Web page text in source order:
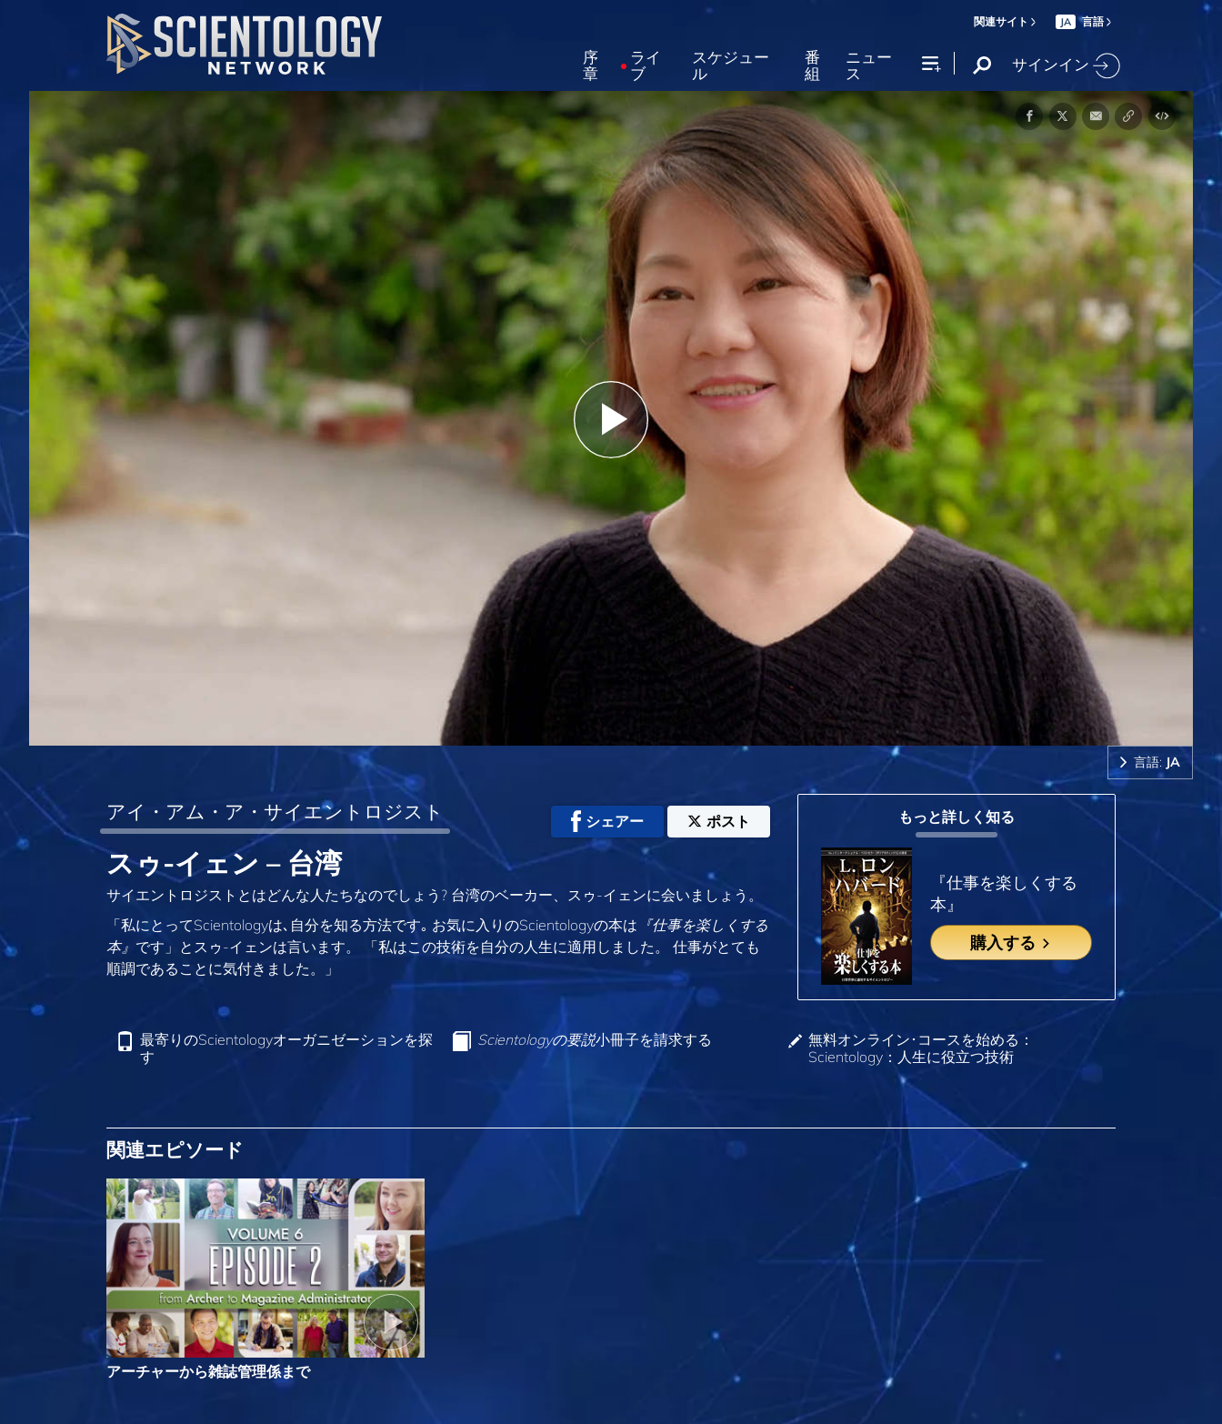
関連サイト JA 言語
序
章
ライ
ブ
スケジュー
ル
番
組
ニュー
ス サインイン
Play
Video
言語: JA
アイ・アム・ア・サイエントロジスト シェアー ポスト
スゥ-イェン – 台湾
サイエントロジストとはどんな人たちなのでしょう? 台湾のベーカー、スゥ-イェンに会いましょう。
「私にとってScientologyは､自分を知る方法です｡ お気に入りのScientologyの本は 『仕事を楽しくする
本』 です」とスゥ-イェンは言います。 「私はこの技術を自分の人生に適用しました。 仕事がとても
順調であることに気付きました。」
もっと詳しく知る
『仕事を楽しくする
本』
購入する
最寄りのScientologyオーガニゼーションを探
す
Scientologyの要説小冊子を請求する
無料オンライン･コースを始める：
Scientology：人生に役立つ技術
関連エピソード
アーチャーから雑誌管理係まで